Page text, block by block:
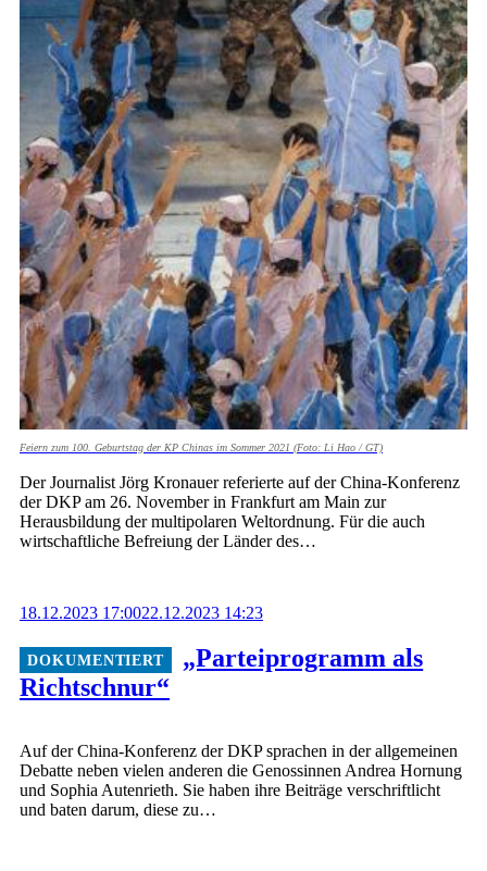
Feiern zum 100. Geburtstag der KP Chinas im Sommer 2021 (Foto: Li Hao / GT)
Der Journalist Jörg Kronauer referierte auf der China-Konferenz
der DKP am 26. November in Frankfurt am Main zur
Herausbildung der multipolaren Weltordnung. Für die auch
wirtschaftliche Befreiung der Länder des…
„Parteiprogramm als
Richtschnur“
18.12.2023 17:0022.12.2023 14:23
Auf der China-Konferenz der DKP sprachen in der allgemeinen
Debatte neben vielen anderen die Genossinnen Andrea Hornung
und Sophia Autenrieth. Sie haben ihre Beiträge verschriftlicht
und baten darum, diese zu…